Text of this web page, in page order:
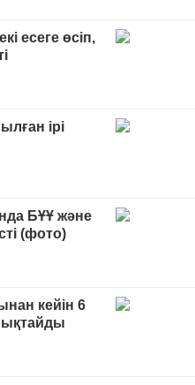
есеге өсіп,
ірі
БҰҰ және
(фото)
кейін 6